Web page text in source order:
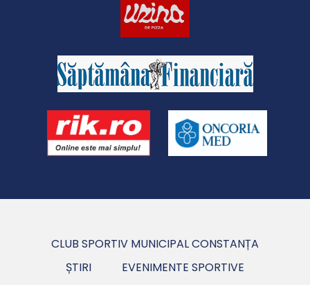
CLUB SPORTIV MUNICIPAL CONSTANȚA
ȘTIRI
EVENIMENTE SPORTIVE